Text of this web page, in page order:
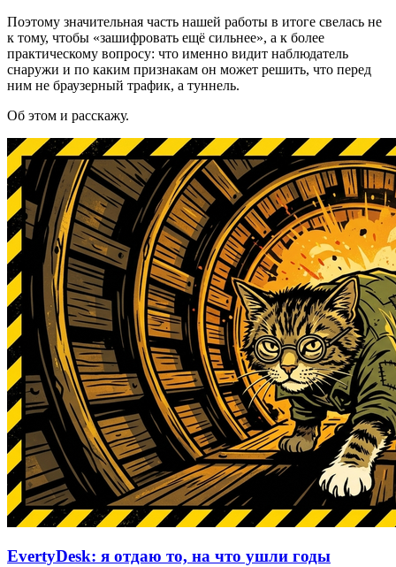
Поэтому значительная часть нашей работы в итоге свелась не
к тому, чтобы «зашифровать ещё сильнее», а к более
практическому вопросу: что именно видит наблюдатель
снаружи и по каким признакам он может решить, что перед
ним не браузерный трафик, а туннель.
Об этом и расскажу.
EvertyDesk: я отдаю то, на что ушли годы